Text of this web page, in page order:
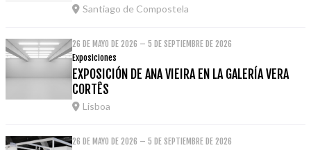
Santiago de Compostela
26 DE MAYO DE 2026 – 5 DE SEPTIEMBRE DE 2026
Exposiciones
EXPOSICIÓN DE ANA VIEIRA EN LA GALERÍA VERA
CORTÊS
Lisboa
26 DE MAYO DE 2026 – 5 DE SEPTIEMBRE DE 2026